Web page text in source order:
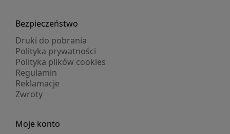
Bezpieczeństwo
Druki do pobrania
Polityka prywatności
Polityka plików cookies
Regulamin
Reklamacje
Zwroty
Moje konto